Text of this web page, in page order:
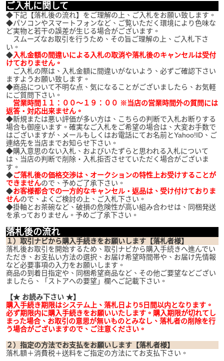
ご入札に関して
◆下記【落札後の流れ】をご理解の上、ご入札をお願い致します。
◆パソコンやスマートフォンなど、ご覧いただく環境により色味な
ど実物と若干の誤差が生じる場合がございます。
スムーズなお取引を行うため、その旨ご理解の上、ご入札下さ
い。
◆入札金額の間違いによる入札の取消や落札後のキャンセルは受付
けておりません。
ご入札の際は、入札金額に間違いがないよう、必ずご確認下さい
ますようお願い致します。
◆商品について不明な点、気になることがございましたら、お気軽
にご質問下さい。
営業時間１１：００～１９：００ ※当店の営業時間外の質問には
返答・対応出来ません。
◆新規または悪い評価が多い方は、こちらの判断で入札お断りする
場合も御座います。確実なご入札をご希望の場合は、大変お手数で
はございますが、メールもしくはお電話にてお名前とYahoo!ID、ご
連絡先を当店までお知らせ下さい。
◆購入意思のない入札、およびいたずらと思われる入札について
は、当店の判断で削除・入札拒否させていただく場合がございま
す。
◆ご落札後の価格交渉は、オークションの特性上お受けすることが
できませんので、予めご了承下さい。
◆お客様都合での一方的なキャンセル・返品は、受け付けておりま
せんので、よくご検討の上、ご入札下さい。
◆掛軸とお茶碗など、破損の危険性が高い組み合わせは、同梱発送
を承っておりません。予めご了承下さい。
落札後の流れ
１）取引ナビから購入手続きをお願いします【落札者様】
落札後お取引を開始するため、取引ナビから購入手続きへ進んでい
ただき、お支払い方法の選択、お届け希望時間帯や、お届け先情報
など必要事項の入力をお願いします。
商品の到着日指定や、同梱希望商品など、その他ご要望などござい
ましたら、「ストアへの要望」欄へご記載下さい。
【★ お読み下さい ★】
購入手続き期限はシステム上、落札日より5日間以内となります。
必ず期限内に購入手続きをお願いいたします。購入期限が切れてし
まった場合、お取引の意思が無いものとみなし、落札者の削除を行
う場合がございますので、ご注意ください。
２）指定の方法でお支払をお願いします【落札者様】
落札額＋消費税＋送料をご指定の方法にてお支払下さい。